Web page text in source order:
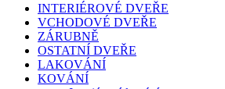
INTERIÉROVÉ DVEŘE
VCHODOVÉ DVEŘE
ZÁRUBNĚ
OSTATNÍ DVEŘE
LAKOVÁNÍ
KOVÁNÍ